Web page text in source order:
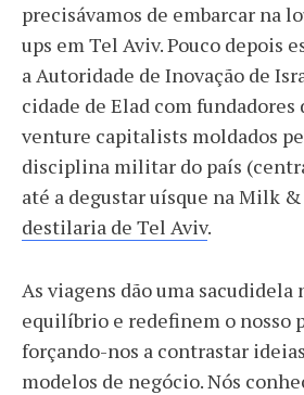
precisávamos de embarcar na
ups em Tel Aviv. Pouco depois
a Autoridade de Inovação de
cidade de Elad com fundadores
venture capitalists moldados
disciplina militar do país
até a degustar uísque na Milk &
destilaria de Tel Aviv.
As viagens dão uma sacudidela
equilíbrio e redefinem o nosso
forçando-nos a contrastar
modelos de negócio. Nós